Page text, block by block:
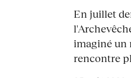
En juillet
imaginé un
rencontre